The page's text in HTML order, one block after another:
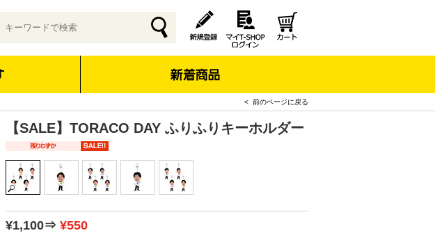
< 前のページに戻る
【SALE】TORACO DAY ふりふりキーホルダー
¥1,100⇒ ¥550